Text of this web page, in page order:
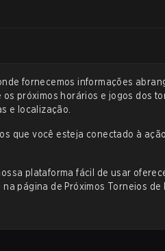
fornecemos informações
próximos horários e jogos dos
e localização.
que você esteja conectado à
plataforma fácil de usar
página de Próximos Torneios